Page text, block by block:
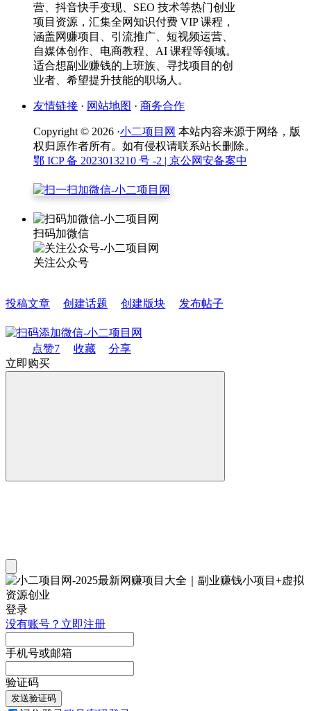
营、抖音快手变现、SEO 技术等热门创业
项目资源，汇集全网知识付费 VIP 课程，
涵盖网赚项目、引流推广、短视频运营、
自媒体创作、电商教程、AI 课程等领域。
适合想副业赚钱的上班族、寻找项目的创
业者、希望提升技能的职场人。
友情链接 · 网站地图 · 商务合作
Copyright © 2026 ·小二项目网 本站内容来源于网络，版
权归原作者所有。如有侵权请联系站长删除。
鄂 ICP 备 2023013210 号 -2 | 京公网安备案中
扫码加微信
关注公众号
投稿文章 创建话题 创建版块 发布帖子
点赞7 收藏
分享
立即购买
登录
没有账号？立即注册
手机号或邮箱
验证码
发送验证码